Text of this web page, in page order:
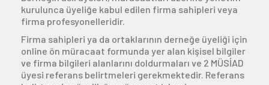
İletişim
kurulunca üyeliğe kabul edilen firma sahipleri veya
firma profesyonelleridir.
Firma sahipleri ya da ortaklarının derneğe üyeliği için
online ön müracaat formunda yer alan kişisel bilgiler
ve firma bilgileri alanlarını doldurmaları ve 2 MÜSİAD
üyesi referans belirtmeleri gerekmektedir. Referans